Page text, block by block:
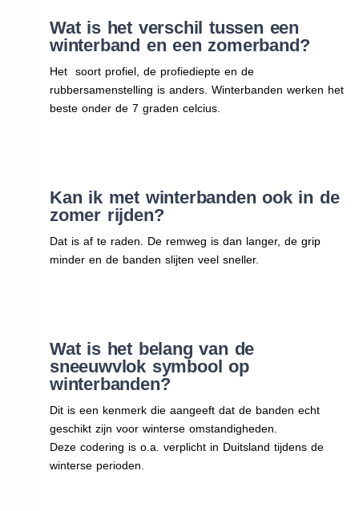
Wat is het verschil tussen een
winterband en een zomerband?
Het soort profiel, de profiediepte en de
rubbersamenstelling is anders. Winterbanden werken het
beste onder de 7 graden celcius.
Kan ik met winterbanden ook in de
zomer rijden?
Dat is af te raden. De remweg is dan langer, de grip
minder en de banden slijten veel sneller.
Wat is het belang van de
sneeuwvlok symbool op
winterbanden?
Dit is een kenmerk die aangeeft dat de banden echt
geschikt zijn voor winterse omstandigheden.
Deze codering is o.a. verplicht in Duitsland tijdens de
winterse perioden.